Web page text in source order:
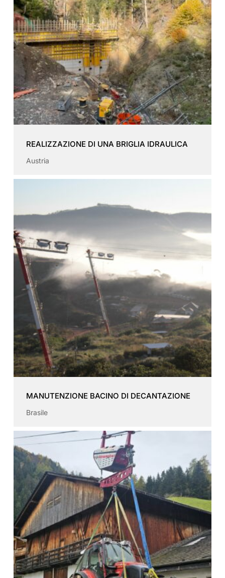
REALIZZAZIONE DI UNA BRIGLIA IDRAULICA
Austria
MANUTENZIONE BACINO DI DECANTAZIONE
Brasile